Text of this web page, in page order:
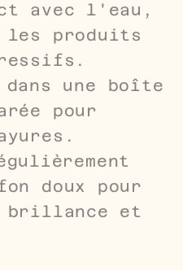
avec l'eau,
les produits
dans une boîte
pour
doux pour
brillance et